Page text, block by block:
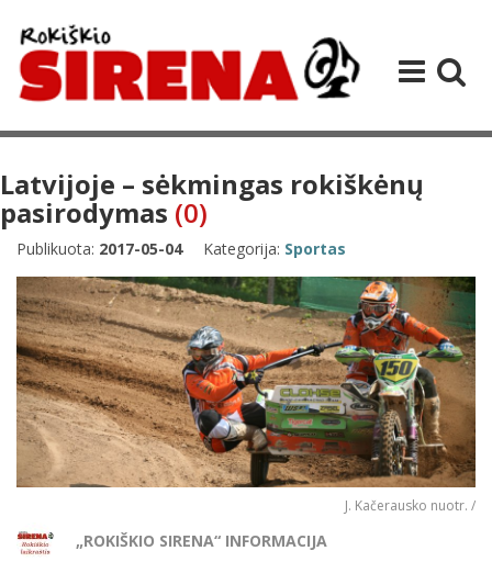
Latvijoje – sėkmingas rokiškėnų
pasirodymas (0)
Publikuota: 2017-05-04 Kategorija: Sportas
J. Kačerausko nuotr. /
„ROKIŠKIO SIRENA“ INFORMACIJA